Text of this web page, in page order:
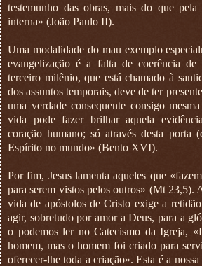
testemunho das obras, mais do que
interna» (João Paulo II).
Uma modalidade do mau exemplo
evangelização é a falta de coerência
terceiro milênio, que está chamado à
dos assuntos temporais, deve de ter
uma verdade consequente consigo
vida pode fazer brilhar aquela
coração humano; só através desta porta
Espírito no mundo» (Bento XVI).
Por fim, Jesus lamenta aqueles que
para serem vistos pelos outros» (Mt 23,5).
vida de apóstolos de Cristo exige a
agir, sobretudo por amor a Deus, para a
o podemos ler no Catecismo da Igreja,
homem, mas o homem foi criado para
oferecer-lhe toda a criação». Esta é a